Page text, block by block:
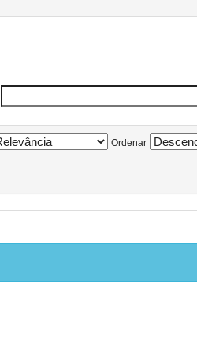
Ordenar